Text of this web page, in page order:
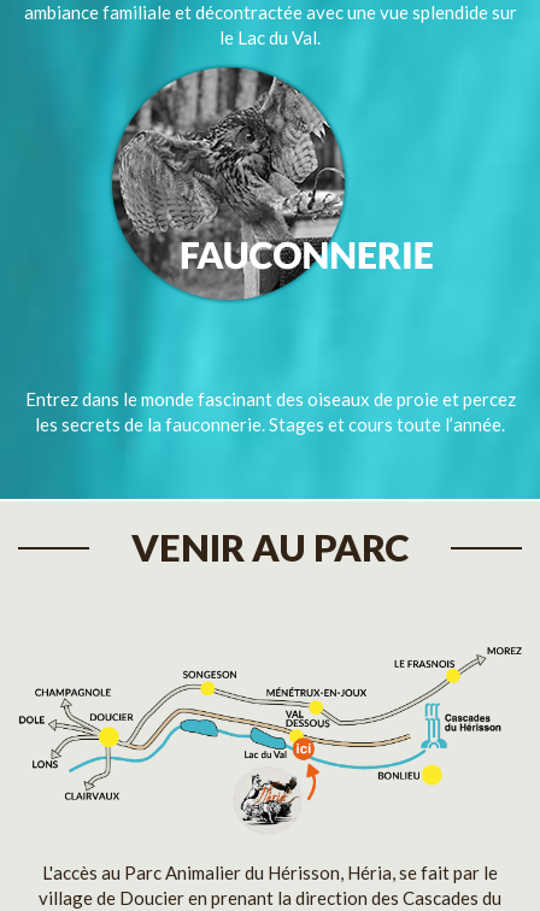
ambiance familiale et décontractée avec une vue splendide sur
le Lac du Val.
Entrez dans le monde fascinant des oiseaux de proie et percez
les secrets de la fauconnerie. Stages et cours toute l’année.
VENIR AU PARC
L'accès au Parc Animalier du Hérisson, Héria, se fait par le
village de Doucier en prenant la direction des Cascades du